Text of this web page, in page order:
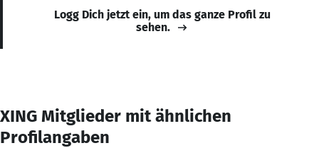
Logg Dich jetzt ein, um das ganze Profil zu
sehen.
XING Mitglieder mit ähnlichen
Profilangaben